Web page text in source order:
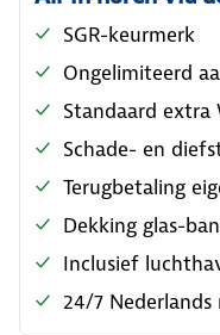
SGR-keurmerk
Ongelimiteerd
Standaard extra
Schade- en
Terugbetaling
Dekking glas-
Inclusief
24/7